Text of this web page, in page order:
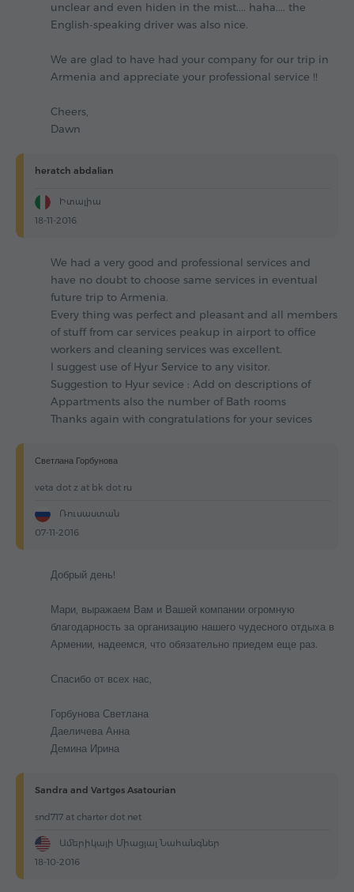
unclear and even hiden in the mist.... haha.... the
English-speaking driver was also nice.
We are glad to have had your company for our trip in
Armenia and appreciate your professional service !!
Cheers,
Dawn
heratch abdalian
Իտալիա
18-11-2016
We had a very good and professional services and
have no doubt to choose same services in eventual
future trip to Armenia.
Every thing was perfect and pleasant and all members
of stuff from car services peakup in airport to office
workers and cleaning services was excellent.
I suggest use of Hyur Service to any visitor.
Suggestion to Hyur sevice : Add on descriptions of
Appartments also the number of Bath rooms
Thanks again with congratulations for your sevices
Светлана Горбунова
veta dot z at bk dot ru
Ռուսաստան
07-11-2016
Добрый день!
Мари, выражаем Вам и Вашей компании огромную
благодарность за организацию нашего чудесного отдыха в
Армении, надеемся, что обязательно приедем еще раз.
Спасибо от всех нас,
Горбунова Светлана
Даеличева Анна
Демина Ирина
Sandra and Vartges Asatourian
snd717 at charter dot net
Ամերիկայի Միացյալ Նահանգներ
18-10-2016